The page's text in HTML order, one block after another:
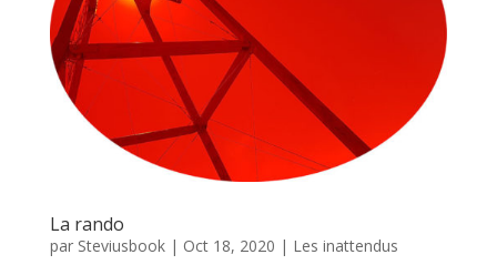
La rando
par Steviusbook| Oct 18, 2020 | Les inattendus